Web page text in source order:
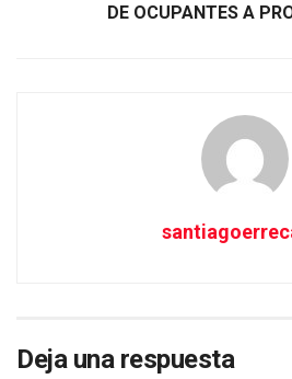
DE OCUPANTES A
Deja una respuesta